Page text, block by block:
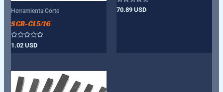
Herramienta Corte
SCR-CL5/16
Valorado
con
1.02USD
Valorado
con
70.89 USD